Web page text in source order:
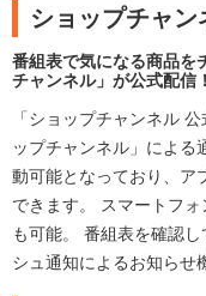
ショップチャ
番組表で気になる商品を
チャンネル」が公式配信！
「ショップチャンネル
ップチャンネル」による
動可能となっており、ア
できます。 スマートフ
も可能。 番組表を確認
シュ通知によるお知らせ